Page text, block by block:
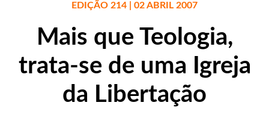
EDIÇÃO 214 | 02 ABRIL 2007
Mais que Teologia,
trata-se de uma Igreja
da Libertação